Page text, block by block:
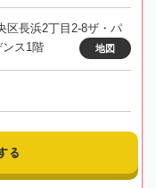
区長浜2丁目2-8ザ・パ
ス1階
地図
る